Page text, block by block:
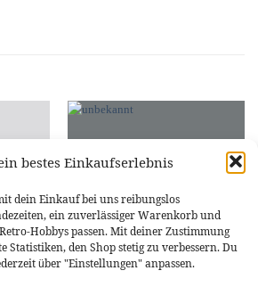
bestes Einkaufserlebnis
dein Einkauf bei uns reibungslos
ein zuverlässiger Warenkorb und
Hobbys passen. Mit deiner Zustimmung
Statistiken, den Shop stetig zu verbessern. Du
über "Einstellungen" anpassen.